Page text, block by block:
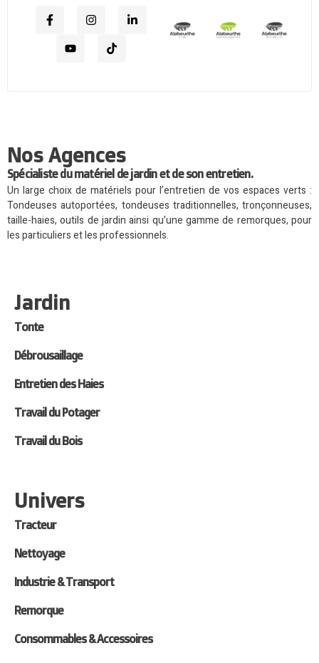
Nos Agences
Spécialiste du matériel de jardin et de son entretien.
Un large choix de matériels pour l’entretien de vos espaces verts :
Tondeuses autoportées, tondeuses traditionnelles, tronçonneuses,
taille-haies, outils de jardin ainsi qu’une gamme de remorques, pour
les particuliers et les professionnels.
Jardin
Tonte
Débrousaillage
Entretien des Haies
Travail du Potager
Travail du Bois
Univers
Tracteur
Nettoyage
Industrie & Transport
Remorque
Consommables & Accessoires